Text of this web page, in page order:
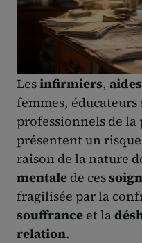
Lesinfirmiers,
femmes, éducateurs
professionnels de la
présentent un
raison de la nature
mentale de ces
fragilisée par la
souffrance et la
relation.